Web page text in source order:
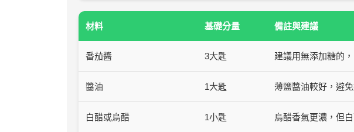
材料 基礎分量 備註與建議
番茄醬 3大匙 建議用無添加糖的
醬油 1大匙 薄鹽醬油較好，避
白醋或烏醋 1小匙 烏醋香氣更濃，但